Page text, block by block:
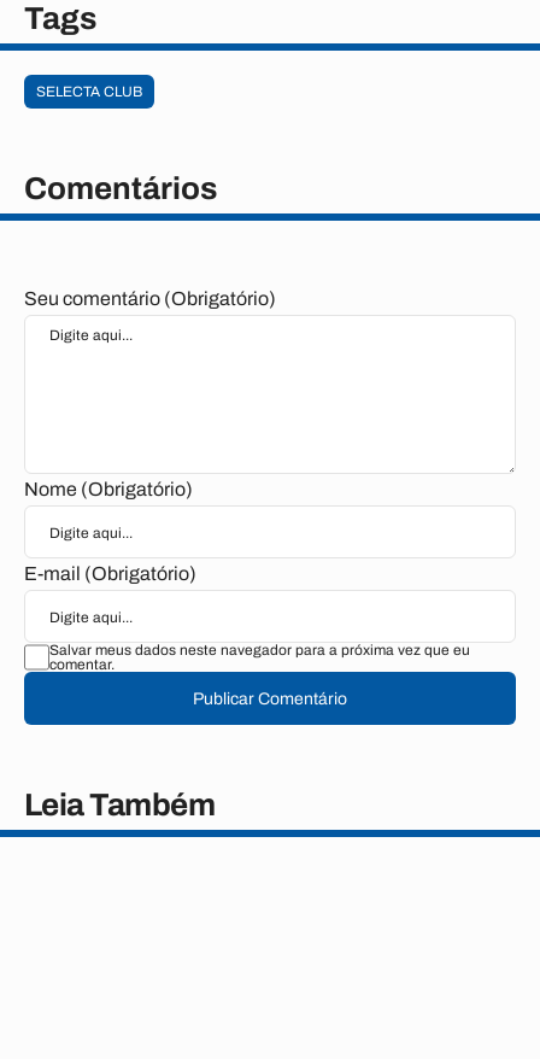
Tags
SELECTA CLUB
Comentários
Seu comentário (Obrigatório)
Nome (Obrigatório)
E-mail (Obrigatório)
Salvar meus dados neste navegador para a próxima vez que eu
comentar.
Publicar Comentário
Leia Também